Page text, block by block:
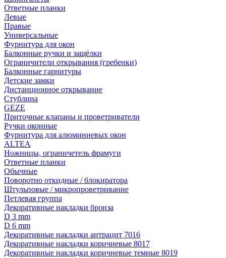
Ответные планки
Левые
Правые
Универсальные
Фурнитура для окон
Балконные ручки и защёлки
Ограничители открывания (гребенки)
Балконные гарнитуры
Детские замки
Дистанционное открывание
Стублина
GEZE
Приточные клапаны и проветриватели
Ручки оконные
Фурнитура для алюминиевых окон
ALTEA
Ножницы, ограничетель фрамуги
Ответные планки
Обычные
Поворотно откидные / блокиратора
Штульповые / микропроветривание
Петлевая группа
Декоративные накладки бронза
D 3 mm
D 6 mm
Декоративные накладки антрацит 7016
Декоративные накладки коричневые 8017
Декоративные накладки коричневые темные 8019